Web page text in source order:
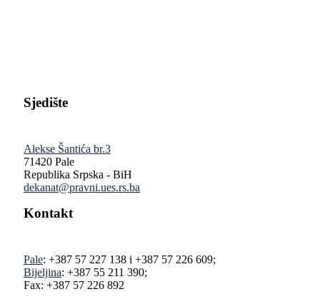
Sjedište
Alekse Šantića br.3
71420 Pale
Republika Srpska - BiH
dekanat@pravni.ues.rs.ba
Kontakt
Pale: +387 57 227 138 i +387 57 226 609;
Bijeljina: +387 55 211 390;
Fax: +387 57 226 892